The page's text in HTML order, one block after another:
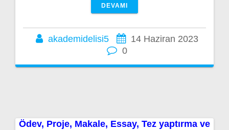
DEVAMI
akademidelisi5
14 Haziran 2023
0
Ödev, Proje, Makale, Essay, Tez yaptırma ve